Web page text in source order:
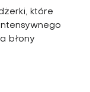
które
błony